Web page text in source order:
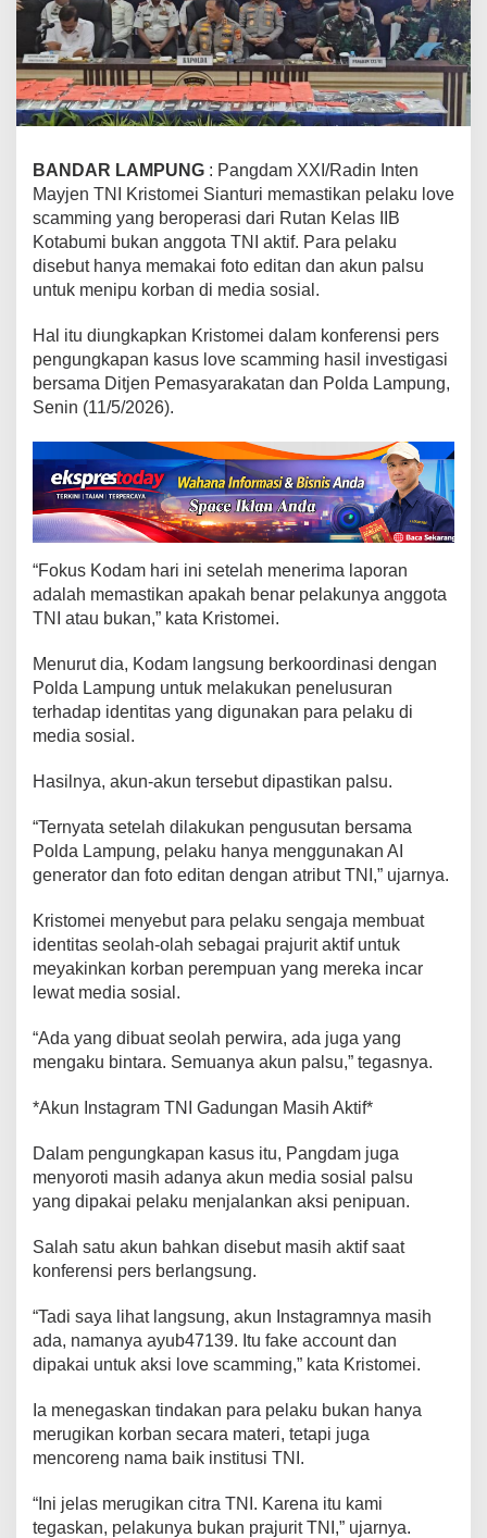
e
n
i
n
t
a
P
t
k
a
P
e
l
u
"
L
o
v
S
c
a
m
i
n
B
a
n
P
a
j
u
t
T
I
BANDAR LAMPUNG : Pangdam XXI/Radin Inten
Mayjen TNI Kristomei Sianturi memastikan pelaku love
scamming yang beroperasi dari Rutan Kelas IIB
Kotabumi bukan anggota TNI aktif. Para pelaku
disebut hanya memakai foto editan dan akun palsu
untuk menipu korban di media sosial.
Hal itu diungkapkan Kristomei dalam konferensi pers
pengungkapan kasus love scamming hasil investigasi
bersama Ditjen Pemasyarakatan dan Polda Lampung,
Senin (11/5/2026).
“Fokus Kodam hari ini setelah menerima laporan
adalah memastikan apakah benar pelakunya anggota
TNI atau bukan,” kata Kristomei.
Menurut dia, Kodam langsung berkoordinasi dengan
Polda Lampung untuk melakukan penelusuran
terhadap identitas yang digunakan para pelaku di
media sosial.
Hasilnya, akun-akun tersebut dipastikan palsu.
“Ternyata setelah dilakukan pengusutan bersama
Polda Lampung, pelaku hanya menggunakan AI
generator dan foto editan dengan atribut TNI,” ujarnya.
Kristomei menyebut para pelaku sengaja membuat
identitas seolah-olah sebagai prajurit aktif untuk
meyakinkan korban perempuan yang mereka incar
lewat media sosial.
“Ada yang dibuat seolah perwira, ada juga yang
mengaku bintara. Semuanya akun palsu,” tegasnya.
*Akun Instagram TNI Gadungan Masih Aktif*
Dalam pengungkapan kasus itu, Pangdam juga
menyoroti masih adanya akun media sosial palsu
yang dipakai pelaku menjalankan aksi penipuan.
Salah satu akun bahkan disebut masih aktif saat
konferensi pers berlangsung.
“Tadi saya lihat langsung, akun Instagramnya masih
ada, namanya ayub47139. Itu fake account dan
dipakai untuk aksi love scamming,” kata Kristomei.
Ia menegaskan tindakan para pelaku bukan hanya
merugikan korban secara materi, tetapi juga
mencoreng nama baik institusi TNI.
“Ini jelas merugikan citra TNI. Karena itu kami
tegaskan, pelakunya bukan prajurit TNI,” ujarnya.